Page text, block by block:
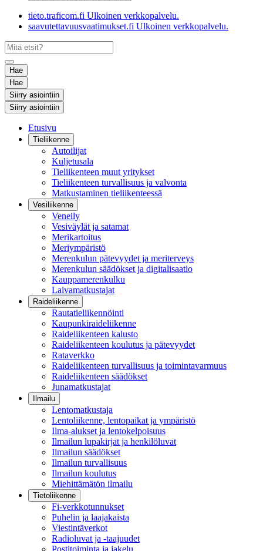
tieto.traficom.fi Ulkoinen verkkopalvelu.
saavutettavuusvaatimukset.fi Ulkoinen verkkopalvelu.
Hae
Hae
Siirry asiointiin
Siirry asiointiin
Etusivu
Tieliikenne
Autoilijat
Kuljetusala
Tieliikenteen muut yritykset
Tieliikenteen turvallisuus ja valvonta
Matkustaminen tieliikenteessä
Vesiliikenne
Veneily
Vesiväylät ja satamat
Merikartoitus
Meriympäristö
Merenkulun pätevyydet ja meriterveys
Merenkulun säädökset ja digitalisaatio
Kauppamerenkulku
Laivamatkustajat
Raideliikenne
Rautatieliikennöinti
Kaupunkiraideliikenne
Raideliikenteen kalusto
Raideliikenteen koulutus ja pätevyydet
Rataverkko
Raideliikenteen turvallisuus ja toimintavarmuus
Raideliikenteen säädökset
Junamatkustajat
Ilmailu
Lentomatkustaja
Lentoliikenne, lentopaikat ja ympäristö
Ilma-alukset ja lentokelpoisuus
Ilmailun lupakirjat ja henkilöluvat
Ilmailun säädökset
Ilmailun turvallisuus
Ilmailun koulutus
Miehittämätön ilmailu
Tietoliikenne
Fi-verkkotunnukset
Puhelin ja laajakaista
Viestintäverkot
Radioluvat ja -taajuudet
Postitoiminta ja jakelu